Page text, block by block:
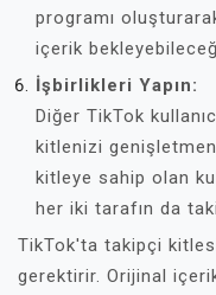
programı
içerik
İşbirlikleri Yapın:
Diğer TikTok
kitlenizi
kitleye sahip olan
her iki tarafın da
TikTok'ta takipçi
gerektirir. Orijinal